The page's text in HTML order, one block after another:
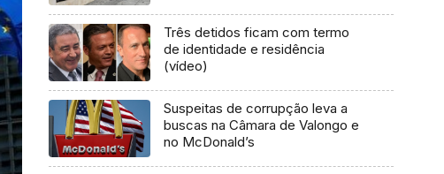
Três detidos ficam com termo
de identidade e residência
(vídeo)
Suspeitas de corrupção leva a
buscas na Câmara de Valongo e
no McDonald’s